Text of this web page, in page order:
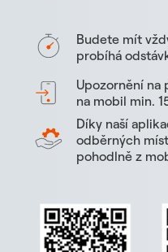
Budete mít
probíhá
Upozornění na
na mobil min.
Díky naší
odběrných
pohodlně z